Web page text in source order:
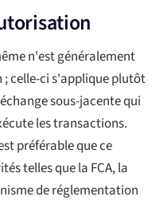
n'est généralement
; celle-ci s'applique plutôt
sous-jacente qui
les transactions.
préférable que ce
telles que la FCA, la
de réglementation